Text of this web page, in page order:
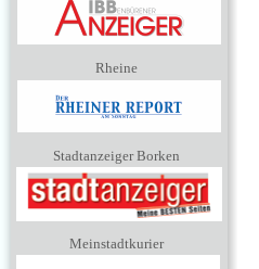
Rheine
Stadtanzeiger Borken
Meinstadtkurier